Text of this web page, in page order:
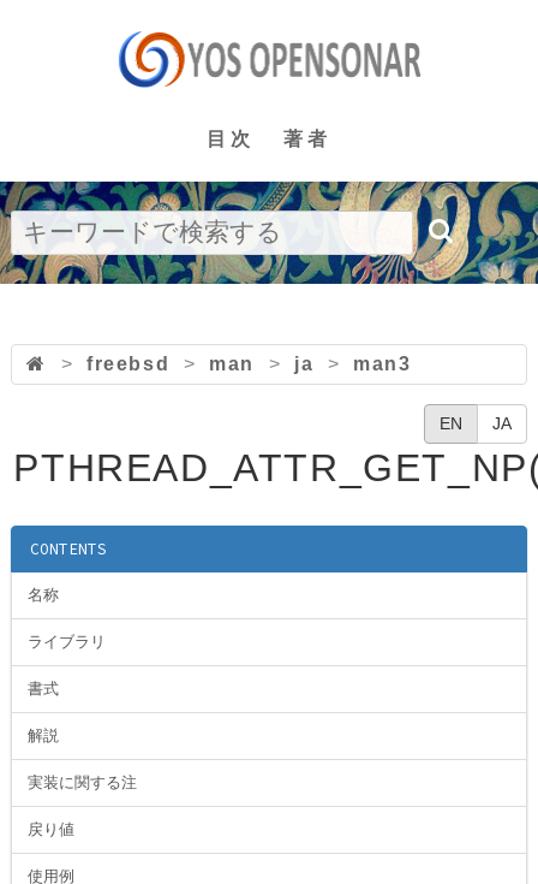
目次 著者
> freebsd > man > ja > man3
EN JA
CONTENTS
名称
ライブラリ
書式
解説
実装に関する注
戻り値
使用例